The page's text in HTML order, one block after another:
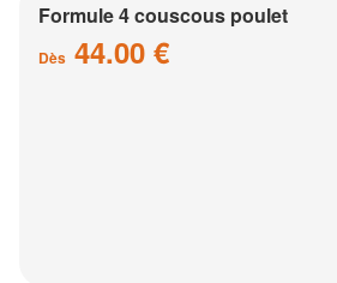
Formule 4 couscous poulet
Dès 44.00 €